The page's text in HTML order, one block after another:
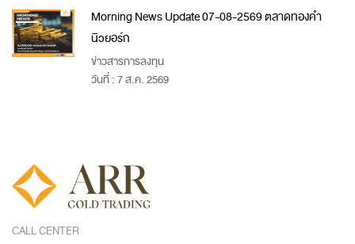
Morning News Update 07-08-2569 ตลาดทองคำ
นิวยอร์ก
ข่าวสารการลงทุน
วันที่ : 7 ส.ค. 2569
CALL CENTER